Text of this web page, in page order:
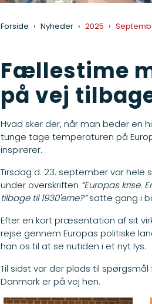
Forside Nyheder 2025
Fællestime
på vej
Hvad sker der, når man beder en
tunge tage temperaturen på
inspirerer.
Tirsdag d. 23. september var
under overskriften “Europas krise.
tilbage til 1930'erne?”satte gang i
Efter en kort præsentation af sit
rejse gennem Europas politiske
han os til at se nutiden i et nyt lys.
Til sidst var der plads til
Danmark er på vej hen.